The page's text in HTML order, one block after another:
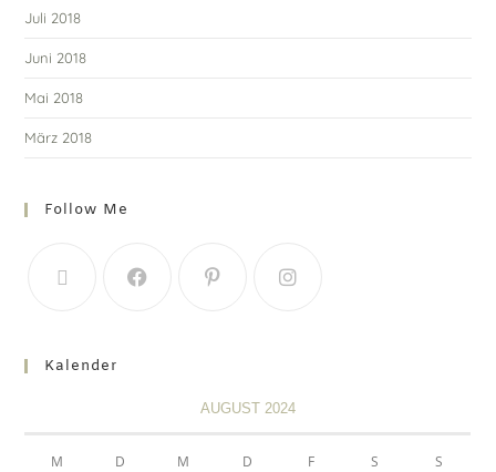
Juli 2018
Juni 2018
Mai 2018
März 2018
Follow Me
Kalender
AUGUST 2024
M D M D F S S